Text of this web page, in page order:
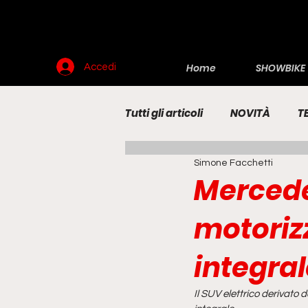
Accedi Home SHOWBIKE
Tutti gli articoli NOVITÀ
RENDERING MOTO
Simone Facchetti
Il SUV elettrico derivato